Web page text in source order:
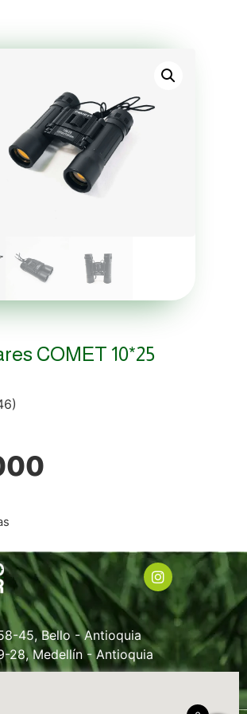
COMET 10*25
45, Bello - Antioquia
28, Medellín - Antioquia